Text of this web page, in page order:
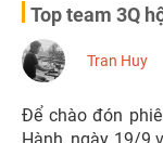
Top team 3Q
Tran Huy
Để chào đón